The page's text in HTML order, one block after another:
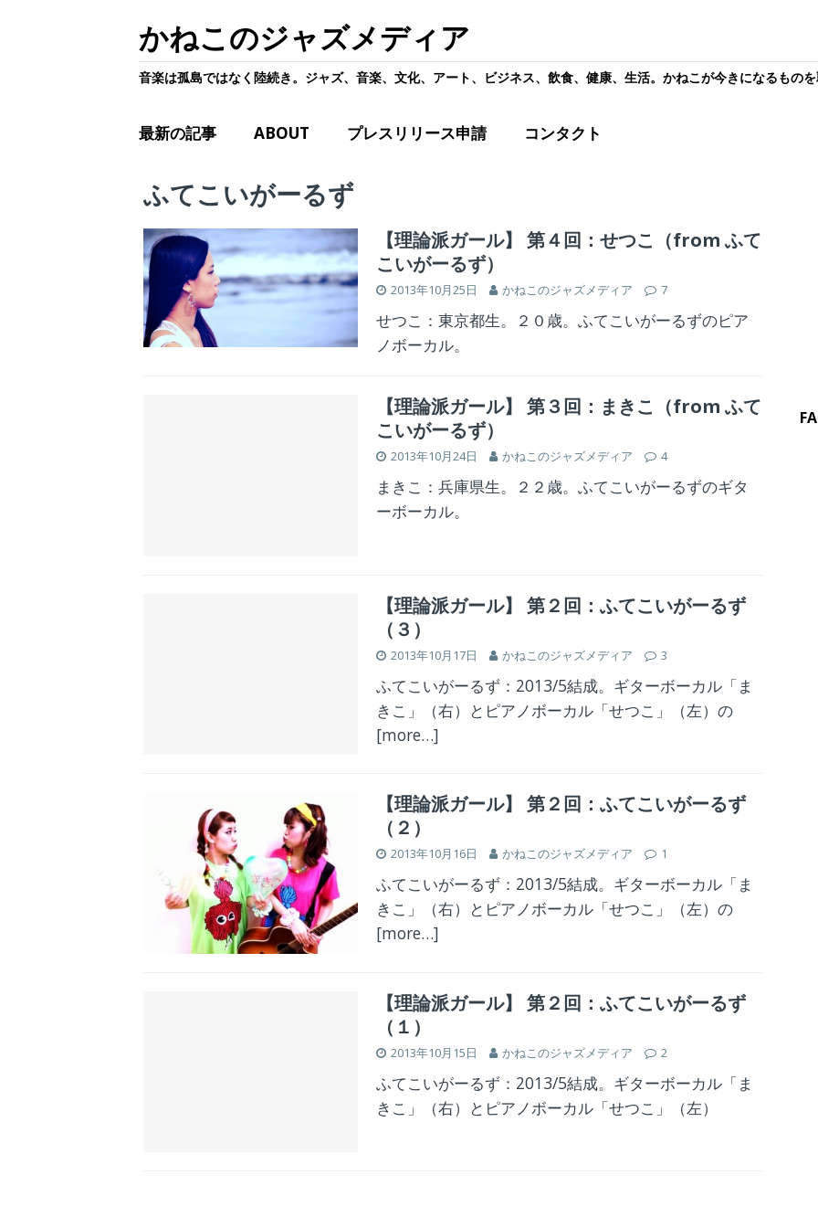
かねこのジャズメディア
音楽は孤島ではなく陸続き。ジャズ、音楽、文化、アート、ビジネス、飲食、健康、生活。かねこが今きになるもの
最新の記事 ABOUT プレスリリース申請 コンタクト
ふてこいがーるず
【理論派ガール】 第４回：せつこ（from ふて
こいがーるず）
2013年10月25日 かねこのジャズメディア 7
せつこ：東京都生。２０歳。ふてこいがーるずのピア
ノボーカル。
【理論派ガール】 第３回：まきこ（from ふて
こいがーるず）
2013年10月24日 かねこのジャズメディア 4
まきこ：兵庫県生。２２歳。ふてこいがーるずのギタ
ーボーカル。
【理論派ガール】 第２回：ふてこいがーるず
（３）
2013年10月17日 かねこのジャズメディア 3
ふてこいがーるず：2013/5結成。ギターボーカル「ま
きこ」（右）とピアノボーカル「せつこ」（左）の
[more…]
【理論派ガール】 第２回：ふてこいがーるず
（２）
2013年10月16日 かねこのジャズメディア 1
ふてこいがーるず：2013/5結成。ギターボーカル「ま
きこ」（右）とピアノボーカル「せつこ」（左）の
[more…]
【理論派ガール】 第２回：ふてこいがーるず
（１）
2013年10月15日 かねこのジャズメディア 2
ふてこいがーるず：2013/5結成。ギターボーカル「ま
きこ」（右）とピアノボーカル「せつこ」（左）